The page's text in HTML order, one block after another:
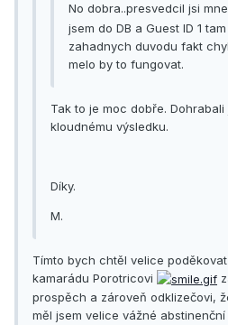
No dobra..presvedcil jsi mne
jsem do DB a Guest ID 1
zahadnych duvodu fakt
melo by to fungovat.
Tak to je moc dobře.
kloudnému výsledku.
Díky.
M.
Tímto bych chtěl velice
kamarádu Porotricovi
prospěch a zároveň odklizečovi,
měl jsem velice vážné